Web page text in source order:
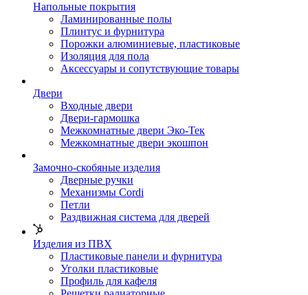
Напольные покрытия
Ламинированные полы
Плинтус и фурнитура
Порожки алюминиевые, пластиковые
Изоляция для пола
Аксессуары и сопутствующие товары
Двери
Входные двери
Двери-гармошка
Межкомнатные двери Эко-Тек
Межкомнатные двери экошпон
Замочно-скобяные изделия
Дверные ручки
Механизмы Cordi
Петли
Раздвижная система для дверей
Изделия из ПВХ
Пластиковые панели и фурнитура
Уголки пластиковые
Профиль для кафеля